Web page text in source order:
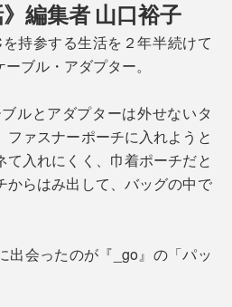
編集者 山口裕子
持参する生活を２年半続けて
ブル・アダプター。
ルとアダプターは外せないタ
ファスナーポーチに入れようと
入れにくく、巾着ポーチだと
からはみ出して、バッグの中で
出会ったのが『_go』の「パッ